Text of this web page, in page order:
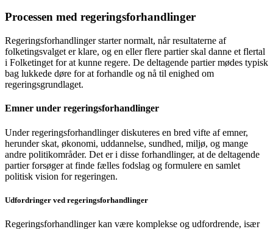
Processen med regeringsforhandlinger
Regeringsforhandlinger starter normalt, når resultaterne af
folketingsvalget er klare, og en eller flere partier skal danne et flertal
i Folketinget for at kunne regere. De deltagende partier mødes typisk
bag lukkede døre for at forhandle og nå til enighed om
regeringsgrundlaget.
Emner under regeringsforhandlinger
Under regeringsforhandlinger diskuteres en bred vifte af emner,
herunder skat, økonomi, uddannelse, sundhed, miljø, og mange
andre politikområder. Det er i disse forhandlinger, at de deltagende
partier forsøger at finde fælles fodslag og formulere en samlet
politisk vision for regeringen.
Udfordringer ved regeringsforhandlinger
Regeringsforhandlinger kan være komplekse og udfordrende, især